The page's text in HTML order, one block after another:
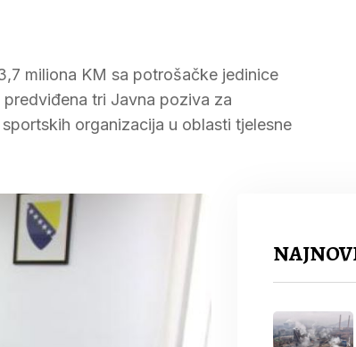
miliona KM sa potrošačke jedinice
tri Javna poziva za
organizacija u oblasti tjelesne